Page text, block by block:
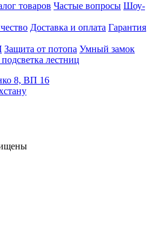
товаров Частые вопросы Шоу-
Доставка и оплата Гарантия
Защита от потопа Умный замок
лестниц
8, ВП 16